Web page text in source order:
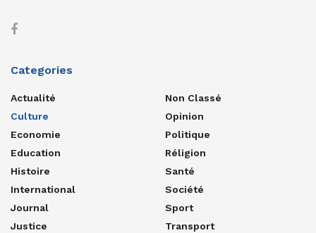
Categories
Actualité
Culture
Economie
Education
Histoire
International
Journal
Justice
Non Classé
Opinion
Politique
Réligion
Santé
Société
Sport
Transport